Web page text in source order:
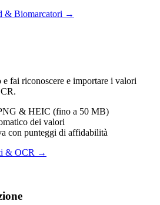
& Biomarcatori →
fai riconoscere e importare i valori
& HEIC (fino a 50 MB)
dei valori
con punteggi di affidabilità
& OCR →